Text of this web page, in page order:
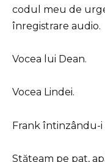
codul meu de
înregistrare audio.
Vocea lui Dean.
Vocea Lindei.
Frank întinzându-i
Stăteam pe pat,